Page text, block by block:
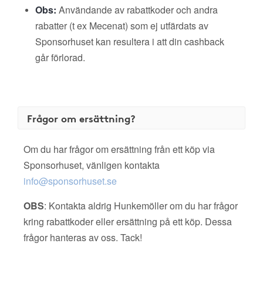
Obs: Användande av rabattkoder och andra
rabatter (t ex Mecenat) som ej utfärdats av
Sponsorhuset kan resultera i att din cashback
går förlorad.
Frågor om ersättning?
Om du har frågor om ersättning från ett köp via
Sponsorhuset, vänligen kontakta
info@sponsorhuset.se
OBS: Kontakta aldrig Hunkemöller om du har frågor
kring rabattkoder eller ersättning på ett köp. Dessa
frågor hanteras av oss. Tack!